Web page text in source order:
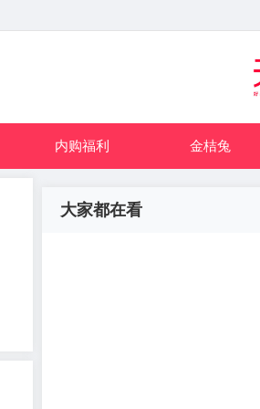
内购福利 金桔兔
大家都在看